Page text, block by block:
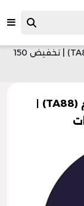
خصم تطيب للعطور | رمز الخصم (TA88) | تخفيض 150
خصم تطيب للعطور | رمز الخصم (TA88) |